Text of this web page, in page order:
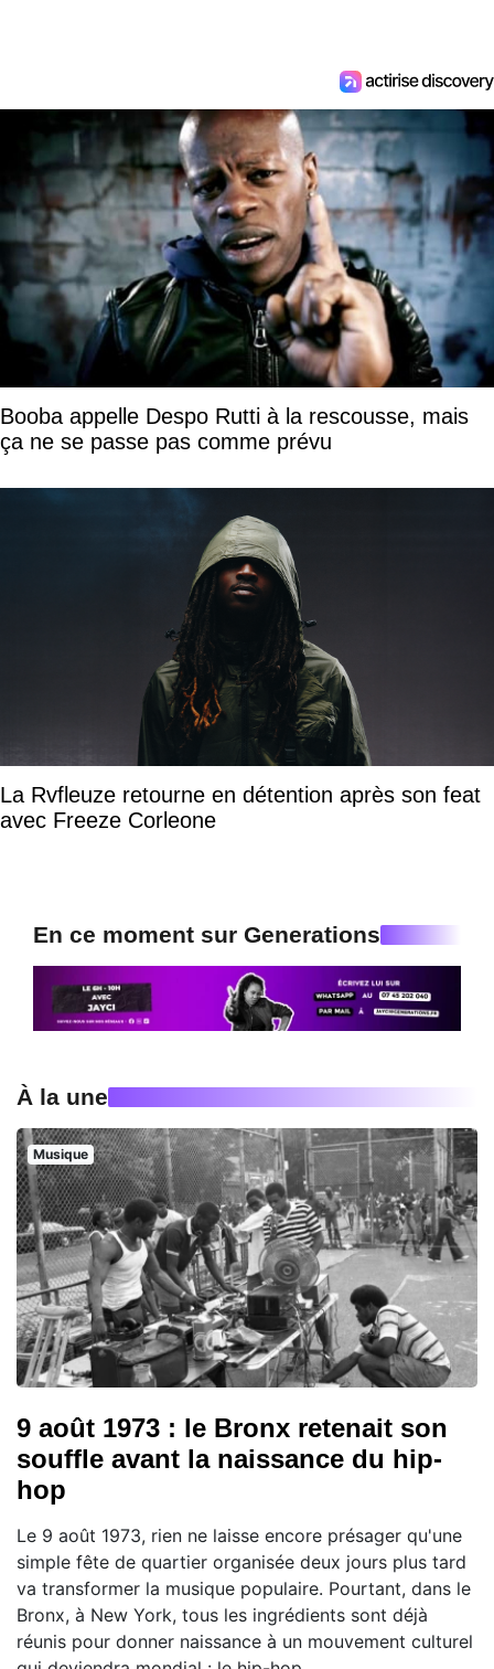
Booba appelle Despo Rutti à la rescousse, mais
ça ne se passe pas comme prévu
La Rvfleuze retourne en détention après son feat
avec Freeze Corleone
En ce moment sur Generations
À la une
Musique
9 août 1973 : le Bronx retenait son
souffle avant la naissance du hip-
hop
Le 9 août 1973, rien ne laisse encore présager qu'une
simple fête de quartier organisée deux jours plus tard
va transformer la musique populaire. Pourtant, dans le
Bronx, à New York, tous les ingrédients sont déjà
réunis pour donner naissance à un mouvement culturel